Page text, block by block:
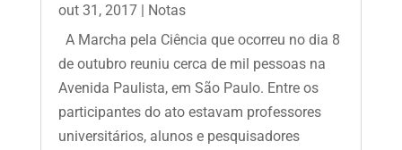
out 31, 2017| Notas
A Marcha pela Ciência que ocorreu no dia 8
de outubro reuniu cerca de mil pessoas na
Avenida Paulista, em São Paulo. Entre os
participantes do ato estavam professores
universitários, alunos e pesquisadores